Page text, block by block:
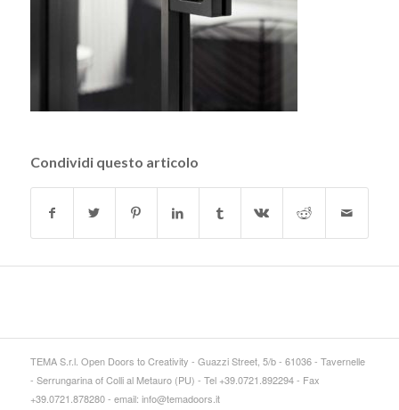
Condividi questo articolo
TEMA S.r.l. Open Doors to Creativity - Guazzi Street, 5/b - 61036 - Tavernelle
- Serrungarina of Colli al Metauro (PU) - Tel +39.0721.892294 - Fax
+39.0721.878280 - email: info@temadoors.it